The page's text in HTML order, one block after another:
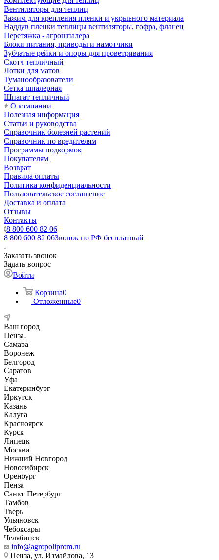
Вентиляторы для теплиц
Зажим для крепления пленки и укрывного материала
Наддув пленки теплицы вентиляторы, гофра, фланец
Перетяжка - агрошпалера
Блоки питания, приводы и намотчики
Зубчатые рейки и опоры для проветривания
Скотч тепличный
Лотки для матов
Туманообразователи
Сетка шпалерная
Шпагат тепличный
О компании
Полезная информация
Статьи и руководства
Справочник болезней растений
Справочник по вредителям
Программы подкормок
Покупателям
Возврат
Правила оплаты
Политика конфиденциальности
Пользовательское соглашение
Доставка и оплата
Отзывы
Контакты
8 800 600 82 06
8 800 600 82 06Звонок по РФ бесплатный
Заказать звонок
Задать вопрос
Войти
Корзина0
Отложенные0
Ваш город
Пенза
Самара
Воронеж
Белгород
Саратов
Уфа
Екатеринбург
Иркутск
Казань
Калуга
Красноярск
Курск
Липецк
Москва
Нижний Новгород
Новосибирск
Оренбург
Пенза
Санкт-Петербург
Тамбов
Тверь
Ульяновск
Чебоксары
Челябинск
info@agropoliprom.ru
Пенза, ул. Измайлова, 13